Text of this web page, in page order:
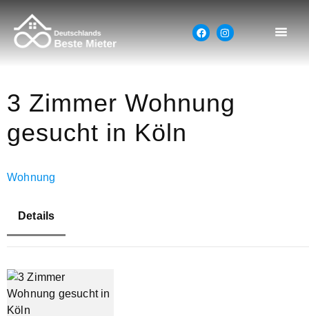
3 Zimmer Wohnung
gesucht in Köln
Wohnung
Details